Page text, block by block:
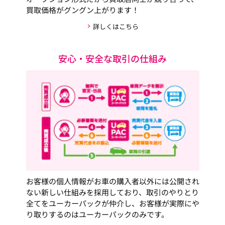
買取価格がグングン上がります！
詳しくはこちら
安心・安全な取引の仕組み
お客様の個人情報がお車の購入者以外には公開され
ない新しい仕組みを採用しており、取引のやりとり
全てをユーカーパックが仲介し、お客様が実際にや
り取りするのはユーカーパックのみです。